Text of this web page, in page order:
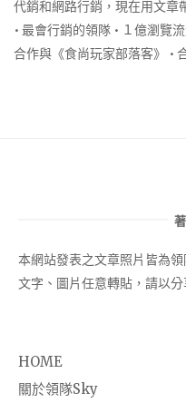
代銷和網路行銷，現在用文章
• 最會行銷的領隊 • １億瀏覽
合作與《食尚玩家部落客》 •
本網站發表之文章照片皆為
文字、圖片任意轉貼，請以分
HOME
關於領隊Sky